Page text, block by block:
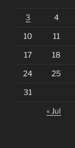
3 4
10 11
17 18
24 25
31
« Jul